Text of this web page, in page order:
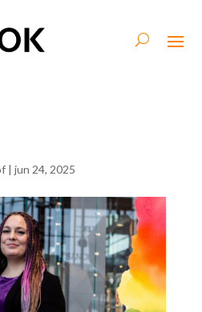
| jun 24, 2025